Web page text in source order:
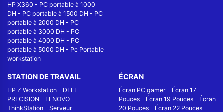
HP X360 - PC portable à 1000
DH - PC portable à 1500 DH - PC
portable à 2000 DH - PC
portable à 3000 DH - PC
portable à 4000 DH - PC
portable à 5000 DH - Pc Portable
workstation
STATION DE TRAVAIL
HP Z Workstation - DELL
PRECISION - LENOVO
ThinkStation - Serveur
ÉCRAN
Écran PC gamer - Écran 17
Pouces - Écran 19 Pouces - Écran
20 Pouces - Écran 22 Pouces -